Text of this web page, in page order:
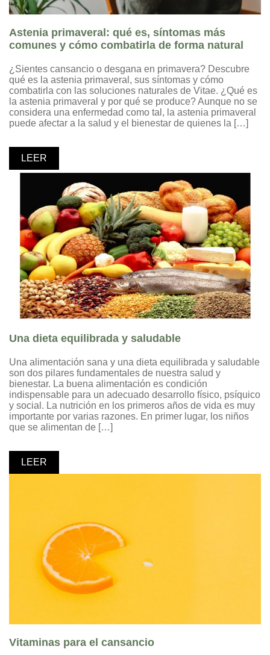
Astenia primaveral: qué es, síntomas más
comunes y cómo combatirla de forma natural
¿Sientes cansancio o desgana en primavera? Descubre
qué es la astenia primaveral, sus síntomas y cómo
combatirla con las soluciones naturales de Vitae. ¿Qué es
la astenia primaveral y por qué se produce? Aunque no se
considera una enfermedad como tal, la astenia primaveral
puede afectar a la salud y el bienestar de quienes la […]
LEER
Una dieta equilibrada y saludable
Una alimentación sana y una dieta equilibrada y saludable
son dos pilares fundamentales de nuestra salud y
bienestar. La buena alimentación es condición
indispensable para un adecuado desarrollo físico, psíquico
y social. La nutrición en los primeros años de vida es muy
importante por varias razones. En primer lugar, los niños
que se alimentan de […]
LEER
Vitaminas para el cansancio